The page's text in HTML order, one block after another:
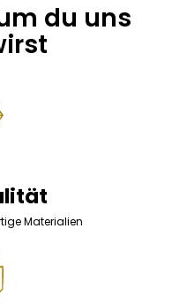
du uns
Materialien